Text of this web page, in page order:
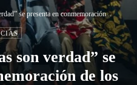
se presenta en conmemoración...
son verdad” se
de los